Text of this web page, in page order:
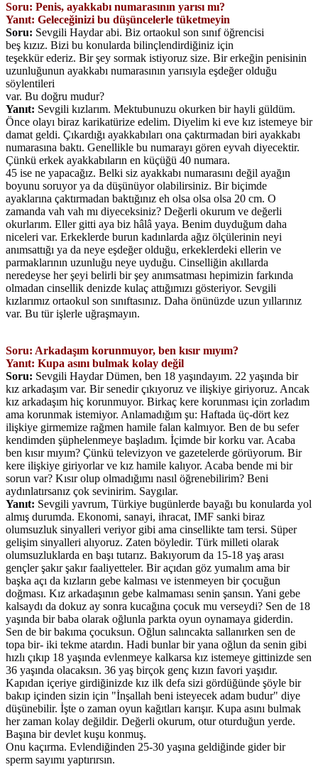
Soru: Penis, ayakkabı numarasının yarısı mı?
Yanıt: Geleceğinizi bu düşüncelerle tüketmeyin
Soru: Sevgili Haydar abi. Biz ortaokul son sınıf öğrencisi
beş kızız. Bizi bu konularda bilinçlendirdiğiniz için
teşekkür ederiz. Bir şey sormak istiyoruz size. Bir erkeğin penisinin
uzunluğunun ayakkabı numarasının yarısıyla eşdeğer olduğu
söylentileri
var. Bu doğru mudur?
Yanıt: Sevgili kızlarım. Mektubunuzu okurken bir hayli güldüm.
Önce olayı biraz karikatürize edelim. Diyelim ki eve kız istemeye bir
damat geldi. Çıkardığı ayakkabıları ona çaktırmadan biri ayakkabı
numarasına baktı. Genellikle bu numarayı gören eyvah diyecektir.
Çünkü erkek ayakkabıların en küçüğü 40 numara.
45 ise ne yapacağız. Belki siz ayakkabı numarasını değil ayağın
boyunu soruyor ya da düşünüyor olabilirsiniz. Bir biçimde
ayaklarına çaktırmadan baktığınız eh olsa olsa olsa 20 cm. O
zamanda vah vah mı diyeceksiniz? Değerli okurum ve değerli
okurlarım. Eller gitti aya biz hâlâ yaya. Benim duyduğum daha
niceleri var. Erkeklerde burun kadınlarda ağız ölçülerinin neyi
anımsattığı ya da neye eşdeğer olduğu, erkeklerdeki ellerin ve
parmaklarının uzunluğu neye uyduğu. Cinselliğin akıllarda
neredeyse her şeyi belirli bir şey anımsatması hepimizin farkında
olmadan cinsellik denizde kulaç attığımızı gösteriyor. Sevgili
kızlarımız ortaokul son sınıftasınız. Daha önünüzde uzun yıllarınız
var. Bu tür işlerle uğraşmayın.
Soru: Arkadaşım korunmuyor, ben kısır mıyım?
Yanıt: Kupa asını bulmak kolay değil
Soru: Sevgili Haydar Dümen, ben 18 yaşındayım. 22 yaşında bir
kız arkadaşım var. Bir senedir çıkıyoruz ve ilişkiye giriyoruz. Ancak
kız arkadaşım hiç korunmuyor. Birkaç kere korunması için zorladım
ama korunmak istemiyor. Anlamadığım şu: Haftada üç-dört kez
ilişkiye girmemize rağmen hamile falan kalmıyor. Ben de bu sefer
kendimden şüphelenmeye başladım. İçimde bir korku var. Acaba
ben kısır mıyım? Çünkü televizyon ve gazetelerde görüyorum. Bir
kere ilişkiye giriyorlar ve kız hamile kalıyor. Acaba bende mi bir
sorun var? Kısır olup olmadığımı nasıl öğrenebilirim? Beni
aydınlatırsanız çok sevinirim. Saygılar.
Yanıt: Sevgili yavrum, Türkiye bugünlerde bayağı bu konularda yol
almış durumda. Ekonomi, sanayi, ihracat, IMF sanki biraz
olumsuzluk sinyalleri veriyor gibi ama cinsellikte tam tersi. Süper
gelişim sinyalleri alıyoruz. Zaten böyledir. Türk milleti olarak
olumsuzluklarda en başı tutarız. Bakıyorum da 15-18 yaş arası
gençler şakır şakır faaliyetteler. Bir açıdan göz yumalım ama bir
başka açı da kızların gebe kalması ve istenmeyen bir çocuğun
doğması. Kız arkadaşının gebe kalmaması senin şansın. Yani gebe
kalsaydı da dokuz ay sonra kucağına çocuk mu verseydi? Sen de 18
yaşında bir baba olarak oğlunla parkta oyun oynamaya giderdin.
Sen de bir bakıma çocuksun. Oğlun salıncakta sallanırken sen de
topa bir- iki tekme atardın. Hadi bunlar bir yana oğlun da senin gibi
hızlı çıkıp 18 yaşında evlenmeye kalkarsa kız istemeye gittinizde sen
36 yaşında olacaksın. 36 yaş birçok genç kızın favori yaşıdır.
Kapıdan içeriye girdiğinizde kız ilk defa sizi gördüğünde şöyle bir
bakıp içinden sizin için "İnşallah beni isteyecek adam budur" diye
düşünebilir. İşte o zaman oyun kağıtları karışır. Kupa asını bulmak
her zaman kolay değildir. Değerli okurum, otur oturduğun yerde.
Başına bir devlet kuşu konmuş.
Onu kaçırma. Evlendiğinden 25-30 yaşına geldiğinde gider bir
sperm sayımı yaptırırsın.